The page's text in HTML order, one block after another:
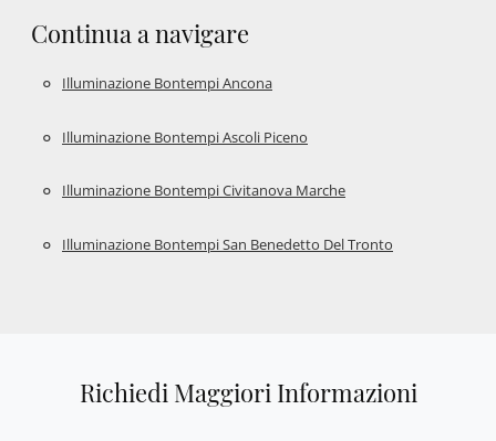
Continua a navigare
Illuminazione Bontempi Ancona
Illuminazione Bontempi Ascoli Piceno
Illuminazione Bontempi Civitanova Marche
Illuminazione Bontempi San Benedetto Del Tronto
Richiedi Maggiori Informazioni